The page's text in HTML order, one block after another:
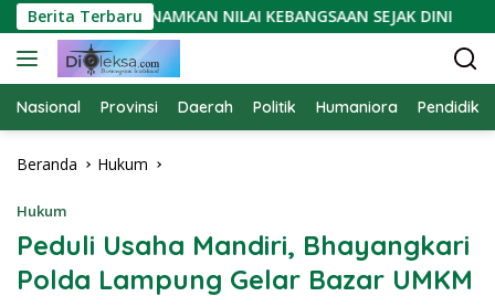
Langsung
ke
konten
Berita Terbaru
YUGINTA: TANAMKAN NILAI KEBANGSAAN SEJAK DINI
Nasional Provinsi Daerah Politik Humaniora
Beranda Hukum
Hukum
Peduli Usaha Mandiri, Bhayangkari
Polda Lampung Gelar Bazar UMKM